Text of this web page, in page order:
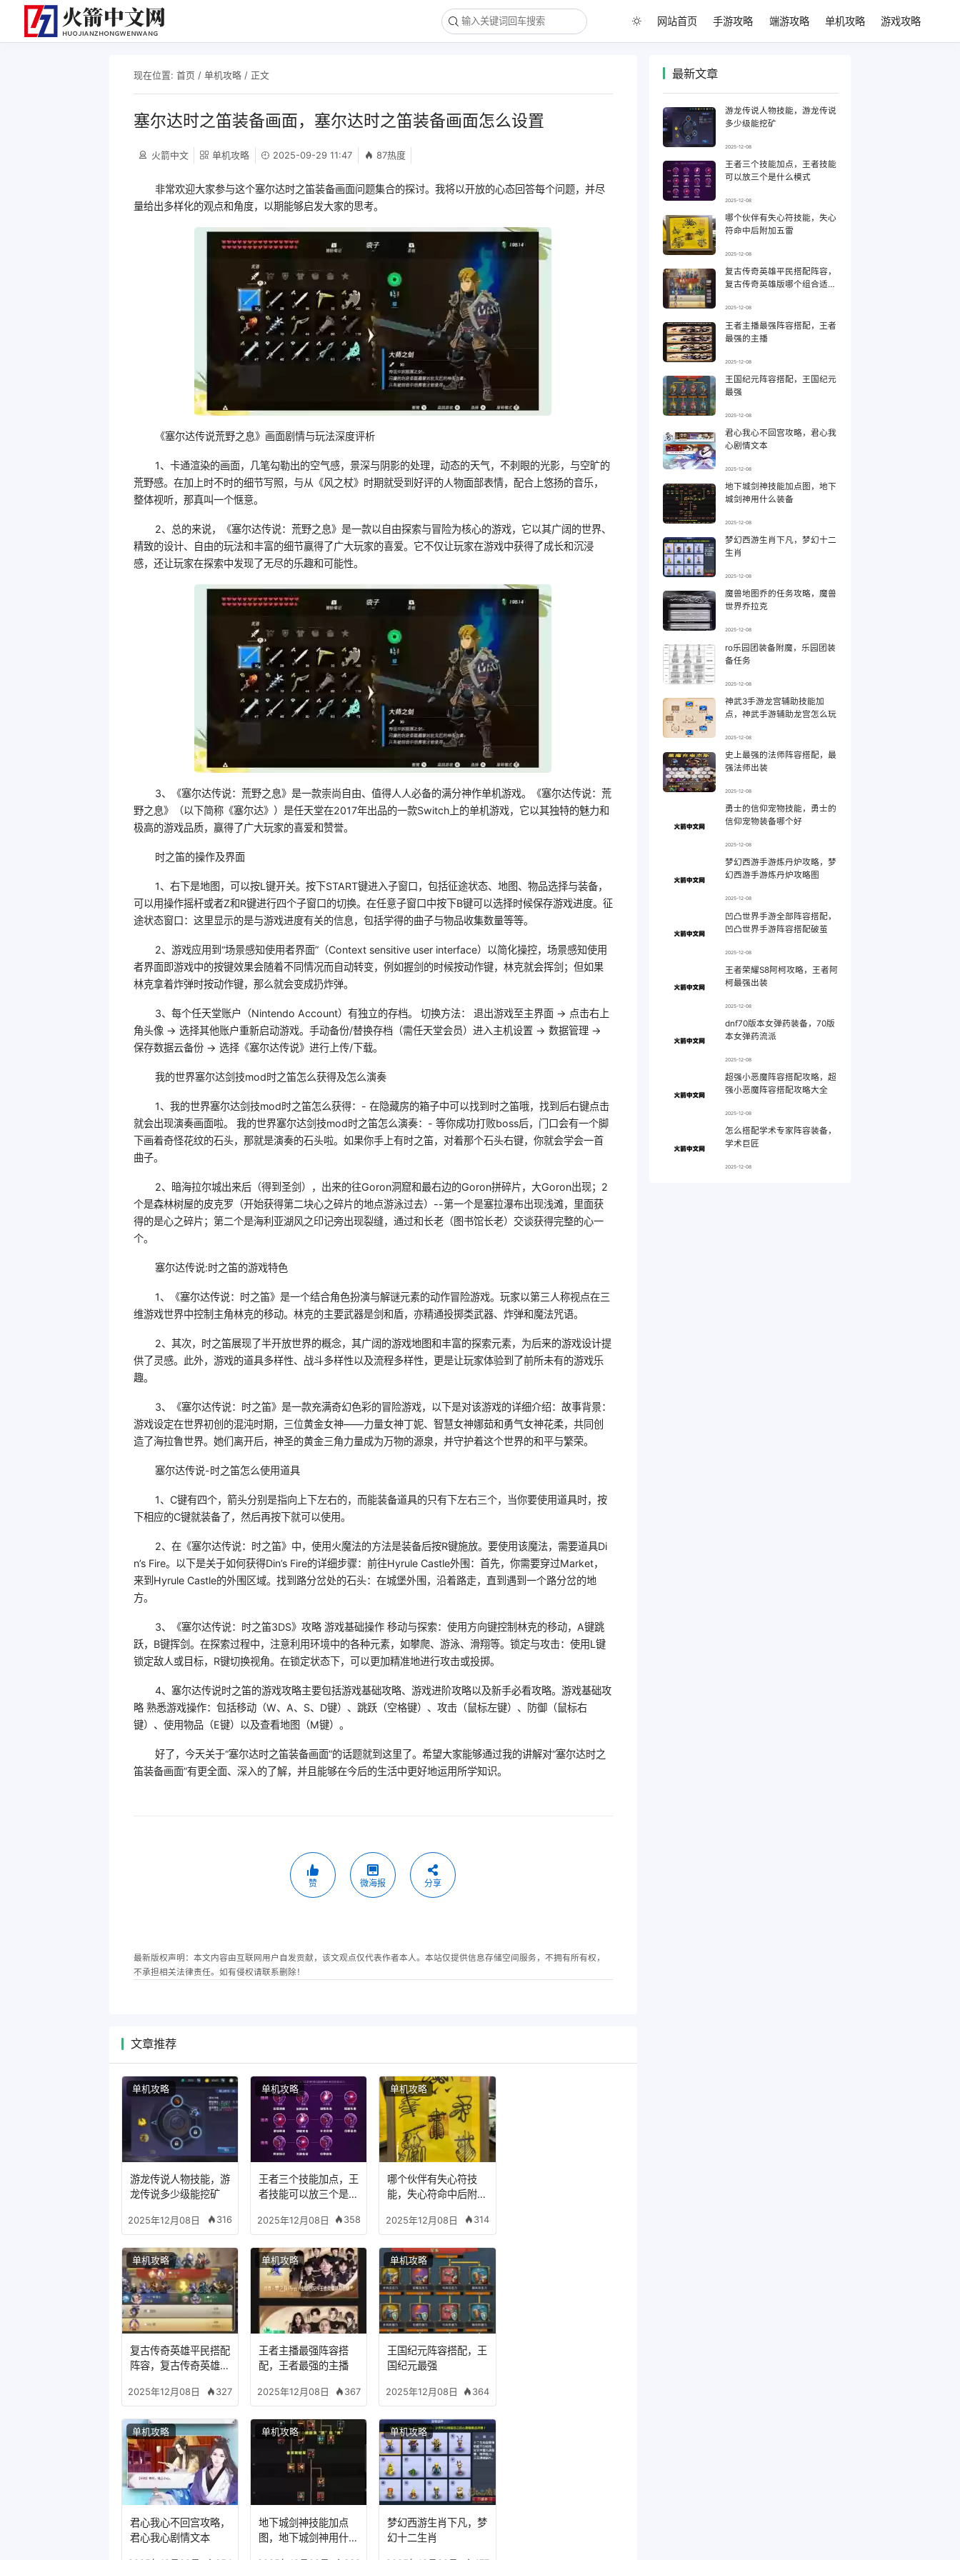
网站首页 手游攻略 端游攻略 单机攻略 游戏攻略
现在位置: 首页 / 单机攻略/ 正文
塞尔达时之笛装备画面，塞尔达时之笛装备画面怎么设置
火箭中文 单机攻略 2025-09-29 11:47 87热度
非常欢迎大家参与这个塞尔达时之笛装备画面问题集合的探讨。我将以开放的心态回答每个问题，并尽
量给出多样化的观点和角度，以期能够启发大家的思考。
《塞尔达传说荒野之息》画面剧情与玩法深度评析
1、卡通渲染的画面，几笔勾勒出的空气感，景深与阴影的处理，动态的天气，不刺眼的光影，与空旷的
荒野感。在加上时不时的细节写照，与从《风之杖》时期就受到好评的人物面部表情，配合上悠扬的音乐，
整体视听，那真叫一个惬意。
2、总的来说，《塞尔达传说：荒野之息》是一款以自由探索与冒险为核心的游戏，它以其广阔的世界、
精致的设计、自由的玩法和丰富的细节赢得了广大玩家的喜爱。它不仅让玩家在游戏中获得了成长和沉浸
感，还让玩家在探索中发现了无尽的乐趣和可能性。
3、《塞尔达传说：荒野之息》是一款崇尚自由、值得人人必备的满分神作单机游戏。《塞尔达传说：荒
野之息》（以下简称《塞尔达》）是任天堂在2017年出品的一款Switch上的单机游戏，它以其独特的魅力和
极高的游戏品质，赢得了广大玩家的喜爱和赞誉。
时之笛的操作及界面
1、右下是地图，可以按L键开关。按下START键进入子窗口，包括征途状态、地图、物品选择与装备，
可以用操作摇杆或者Z和R键进行四个子窗口的切换。在任意子窗口中按下B键可以选择时候保存游戏进度。征
途状态窗口：这里显示的是与游戏进度有关的信息，包括学得的曲子与物品收集数量等等。
2、游戏应用到“场景感知使用者界面”（Context sensitive user interface）以简化操控，场景感知使用
者界面即游戏中的按键效果会随着不同情况而自动转变，例如握剑的时候按动作键，林克就会挥剑；但如果
林克拿着炸弹时按动作键，那么就会变成扔炸弹。
3、每个任天堂账户（Nintendo Account）有独立的存档。 切换方法： 退出游戏至主界面 → 点击右上
角头像 → 选择其他账户重新启动游戏。手动备份/替换存档（需任天堂会员）进入主机设置 → 数据管理 →
保存数据云备份 → 选择《塞尔达传说》进行上传/下载。
我的世界塞尔达剑技mod时之笛怎么获得及怎么演奏
1、我的世界塞尔达剑技mod时之笛怎么获得：- 在隐藏房的箱子中可以找到时之笛哦，找到后右键点击
就会出现演奏画面啦。 我的世界塞尔达剑技mod时之笛怎么演奏：- 等你成功打败boss后，门口会有一个脚
下画着奇怪花纹的石头，那就是演奏的石头啦。如果你手上有时之笛，对着那个石头右键，你就会学会一首
曲子。
2、暗海拉尔城出来后（得到圣剑），出来的往Goron洞窟和最右边的Goron拼碎片，大Goron出现；2
个是森林树屋的皮克罗（开始获得第二块心之碎片的地点游泳过去）--第一个是塞拉瀑布出现浅滩，里面获
得的是心之碎片；第二个是海利亚湖风之印记旁出现裂缝，通过和长老（图书馆长老）交谈获得完整的心一
个。
塞尔达传说:时之笛的游戏特色
1、《塞尔达传说：时之笛》是一个结合角色扮演与解谜元素的动作冒险游戏。玩家以第三人称视点在三
维游戏世界中控制主角林克的移动。林克的主要武器是剑和盾，亦精通投掷类武器、炸弹和魔法咒语。
2、其次，时之笛展现了半开放世界的概念，其广阔的游戏地图和丰富的探索元素，为后来的游戏设计提
供了灵感。此外，游戏的道具多样性、战斗多样性以及流程多样性，更是让玩家体验到了前所未有的游戏乐
趣。
3、《塞尔达传说：时之笛》是一款充满奇幻色彩的冒险游戏，以下是对该游戏的详细介绍：故事背景：
游戏设定在世界初创的混沌时期，三位黄金女神——力量女神丁妮、智慧女神娜茹和勇气女神花柔，共同创
造了海拉鲁世界。她们离开后，神圣的黄金三角力量成为万物的源泉，并守护着这个世界的和平与繁荣。
塞尔达传说-时之笛怎么使用道具
1、C键有四个，箭头分别是指向上下左右的，而能装备道具的只有下左右三个，当你要使用道具时，按
下相应的C键就装备了，然后再按下就可以使用。
2、在《塞尔达传说：时之笛》中，使用火魔法的方法是装备后按R键施放。要使用该魔法，需要道具Di
n’s Fire。以下是关于如何获得Din’s Fire的详细步骤：前往Hyrule Castle外围：首先，你需要穿过Market，
来到Hyrule Castle的外围区域。找到路分岔处的石头：在城堡外围，沿着路走，直到遇到一个路分岔的地
方。
3、《塞尔达传说：时之笛3DS》攻略 游戏基础操作 移动与探索：使用方向键控制林克的移动，A键跳
跃，B键挥剑。在探索过程中，注意利用环境中的各种元素，如攀爬、游泳、滑翔等。锁定与攻击：使用L键
锁定敌人或目标，R键切换视角。在锁定状态下，可以更加精准地进行攻击或投掷。
4、塞尔达传说时之笛的游戏攻略主要包括游戏基础攻略、游戏进阶攻略以及新手必看攻略。游戏基础攻
略 熟悉游戏操作：包括移动（W、A、S、D键）、跳跃（空格键）、攻击（鼠标左键）、防御（鼠标右
键）、使用物品（E键）以及查看地图（M键）。
好了，今天关于“塞尔达时之笛装备画面”的话题就到这里了。希望大家能够通过我的讲解对“塞尔达时之
笛装备画面”有更全面、深入的了解，并且能够在今后的生活中更好地运用所学知识。
赞 微海报 分享
最新版权声明：本文内容由互联网用户自发贡献，该文观点仅代表作者本人。本站仅提供信息存储空间服务，不拥有所有权，
不承担相关法律责任。如有侵权请联系删除！
文章推荐
游龙传说人物技能，游
龙传说多少级能挖矿
2025年12月08日 316
单机攻略
王者三个技能加点，王
者技能可以放三个是什
2025年12月08日 358
单机攻略
哪个伙伴有失心符技
能，失心符命中后附加
2025年12月08日 314
单机攻略
复古传奇英雄平民搭配
阵容，复古传奇英雄版
2025年12月08日 327
单机攻略
王者主播最强阵容搭
配，王者最强的主播
2025年12月08日 367
单机攻略
王国纪元阵容搭配，王
国纪元最强
2025年12月08日 364
单机攻略
君心我心不回宫攻略，
君心我心剧情文本
单机攻略
地下城剑神技能加点
图，地下城剑神用什么
单机攻略
梦幻西游生肖下凡，梦
幻十二生肖
单机攻略
最新文章
游龙传说人物技能，游龙传说
多少级能挖矿
2025-12-08
王者三个技能加点，王者技能
可以放三个是什么模式
2025-12-08
哪个伙伴有失心符技能，失心
符命中后附加五雷
2025-12-08
复古传奇英雄平民搭配阵容，
复古传奇英雄版哪个组合适合
2025-12-08
王者主播最强阵容搭配，王者
最强的主播
2025-12-08
王国纪元阵容搭配，王国纪元
最强
2025-12-08
君心我心不回宫攻略，君心我
心剧情文本
2025-12-08
地下城剑神技能加点图，地下
城剑神用什么装备
2025-12-08
梦幻西游生肖下凡，梦幻十二
生肖
2025-12-08
魔兽地图乔的任务攻略，魔兽
世界乔拉克
2025-12-08
ro乐园团装备附魔，乐园团装
备任务
2025-12-08
神武3手游龙宫辅助技能加
点，神武手游辅助龙宫怎么玩
2025-12-08
史上最强的法师阵容搭配，最
强法师出装
2025-12-08
勇士的信仰宠物技能，勇士的
信仰宠物装备哪个好
2025-12-08
梦幻西游手游炼丹炉攻略，梦
幻西游手游炼丹炉攻略图
2025-12-08
凹凸世界手游全部阵容搭配，
凹凸世界手游阵容搭配破茧
2025-12-08
王者荣耀S8阿柯攻略，王者阿
柯最强出装
2025-12-08
dnf70版本女弹药装备，70版
本女弹药流派
2025-12-08
超强小恶魔阵容搭配攻略，超
强小恶魔阵容搭配攻略大全
2025-12-08
怎么搭配学术专家阵容装备，
学术巨匠
2025-12-08